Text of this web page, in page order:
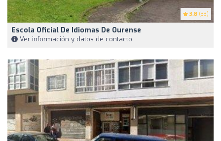
3.8 (33)
Escola Oficial De Idiomas De Ourense
Ver información y datos de contacto